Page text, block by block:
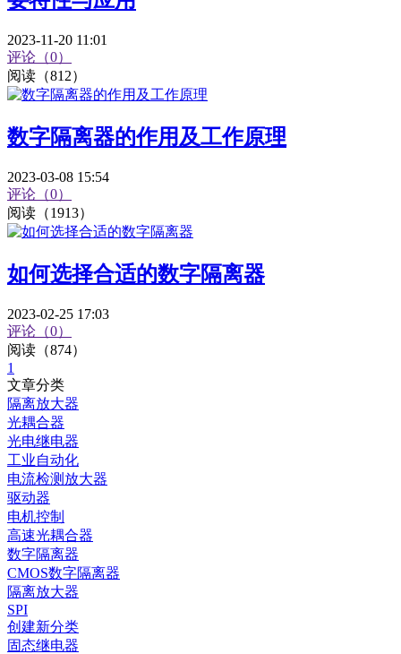
2023-11-20 11:01
评论（0）
阅读（812）
数字隔离器的作用及工作原理
2023-03-08 15:54
评论（0）
阅读（1913）
如何选择合适的数字隔离器
2023-02-25 17:03
评论（0）
阅读（874）
1
文章分类
隔离放大器
光耦合器
光电继电器
工业自动化
电流检测放大器
驱动器
电机控制
高速光耦合器
数字隔离器
CMOS数字隔离器
隔离放大器
SPI
创建新分类
固态继电器